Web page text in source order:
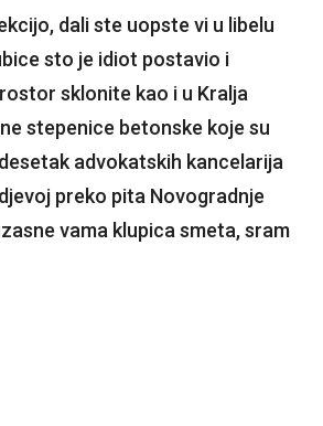
dali ste uopste vi u libelu
sto je idiot postavio i
sklonite kao i u Kralja
stepenice betonske koje su
advokatskih kancelarija
preko pita Novogradnje
vama klupica smeta, sram